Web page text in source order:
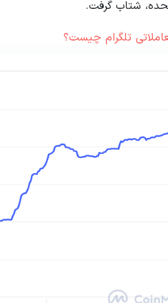
شتاب گرفت.
تلگرام چیست؟